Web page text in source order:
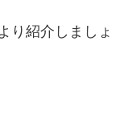
り紹介しましょ